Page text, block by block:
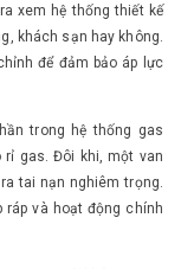
xem hệ thống thiết kế
khách sạn hay không.
để đảm bảo áp lực
trong hệ thống gas
gas. Đôi khi, một van
tai nạn nghiêm trọng.
và hoạt động chính